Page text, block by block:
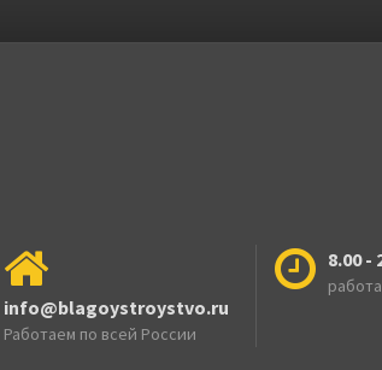
info@blagoystroystvo.ru
Работаем по всей России
8.00 -